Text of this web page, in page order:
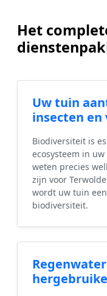
Het
Uw tuin
insecten en
Biodiversiteit is
ecosysteem in
weten precies
zijn voor
wordt uw tuin
biodiversiteit.